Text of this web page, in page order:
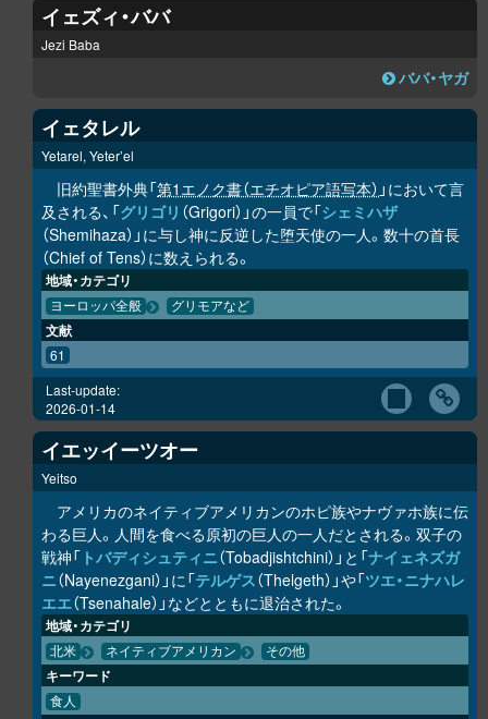
イェズィ・ババ
Jezi Baba
ババ・ヤガ
イェタレル
Yetarel, Yeter’el
旧約聖書外典「第1エノク書（エチオピア語写本） 」において言
及される、「グリゴリ （Grigori）」の一員で「シェミハザ
（Shemihaza）」に与し神に反逆した堕天使の一人。数十の首長
（Chief of Tens）に数えられる。
地域・カテゴリ
ヨーロッパ全般 グリモアなど
文献
61
Last-update:
2026-01-14
イエッイーツオー
Yeitso
アメリカのネイティブアメリカンのホピ族やナヴァホ族に伝
わる巨人。人間を食べる原初の巨人の一人だとされる。双子の
戦神「 トバディシュティニ（Tobadjishtchini）」と「ナイェネズガ
ニ（Nayenezgani）」に「テルゲス（Thelgeth）」や「ツエ・ニナハレ
エエ（Tsenahale）」などとともに退治された。
地域・カテゴリ
北米 ネイティブアメリカン その他
キーワード
食人